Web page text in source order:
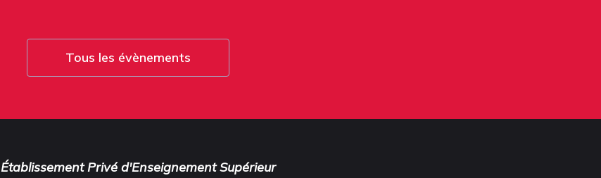
Tous les évènements
Établissement Privé d'Enseignement Supérieur